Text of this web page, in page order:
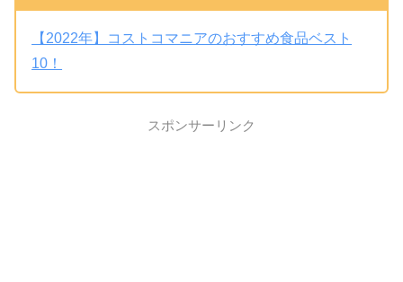
【2022年】コストコマニアのおすすめ食品ベスト
10！
スポンサーリンク